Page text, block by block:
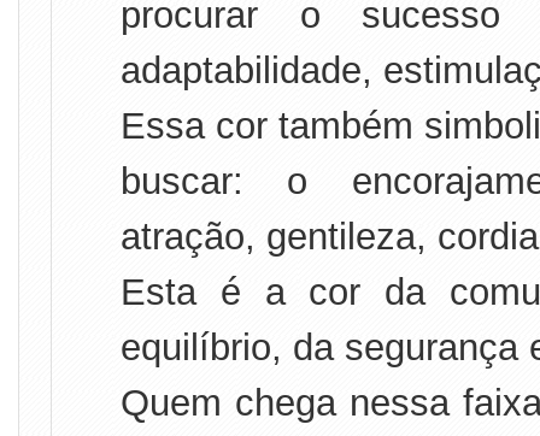
procurar o sucesso
adaptabilidade,
Essa cor também
buscar: o
atração, gentileza,
Esta é a cor da
equilíbrio, da segurança
Quem chega nessa